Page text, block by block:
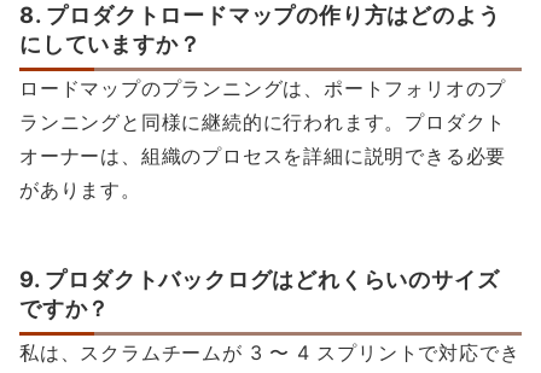
8. プロダクトロードマップの作り方はどのよう
にしていますか？
ロードマップのプランニングは、ポートフォリオのプ
ランニングと同様に継続的に行われます。プロダクト
オーナーは、組織のプロセスを詳細に説明できる必要
があります。
9. プロダクトバックログはどれくらいのサイズ
ですか？
私は、スクラムチームが 3 〜 4 スプリントで対応でき